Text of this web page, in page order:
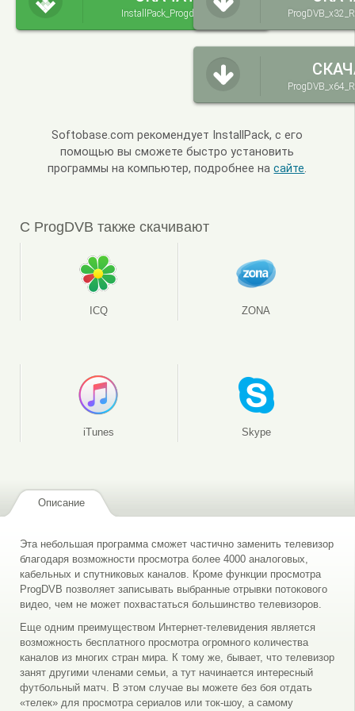
InstallPack_Progdvb.exe
Softobase.com рекомендует InstallPack, с его
помощью вы сможете быстро установить
программы на компьютер, подробнее насайте.
С ProgDVB также скачивают
ICQ ZONA
iTunes Skype
Описание
Эта небольшая программа сможет частично заменить телевизор
благодаря возможности просмотра более 4000 аналоговых,
кабельных и спутниковых каналов. Кроме функции просмотра
ProgDVB позволяет записывать выбранные отрывки потокового
видео, чем не может похвастаться большинство телевизоров.
Еще одним преимуществом Интернет-телевидения является
возможность бесплатного просмотра огромного количества
каналов из многих стран мира. К тому же, бывает, что телевизор
занят другими членами семьи, а тут начинается интересный
футбольный матч. В этом случае вы можете без боя отдать
«телек» для просмотра сериалов или ток-шоу, а самому